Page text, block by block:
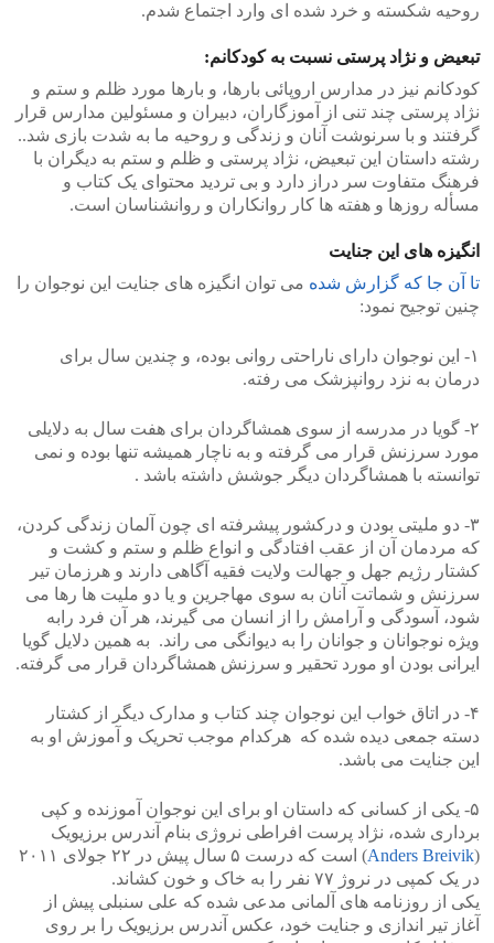
روحیه شکسته و خرد شده ای وارد اجتماع شدم.
تبعیض و نژاد پرستی نسبت به کودکانم:
کودکانم نیز در مدارس اروپائی بارها، و بارها مورد ظلم و ستم و
نژاد پرستی چند تنی از آموزگاران، دبیران و مسئولین مدارس قرار
گرفتند و با سرنوشت آنان و زندگی و روحیه ما به شدت بازی شد..
رشته داستان این تبعیض، نژاد پرستی و ظلم و ستم به دیگران با
فرهنگ متفاوت سر دراز دارد و بی تردید محتوای یک کتاب و
مسأله روزها و هفته ها کار روانکاران و روانشناسان است.
انگیزه های این جنایت
تا آن جا که گزارش شده می توان انگیزه های جنایت این نوجوان را
چنین توجیح نمود:
۱- این نوجوان دارای ناراحتی روانی بوده، و چندین سال برای
درمان به نزد روانپزشک می رفته.
۲- گویا در مدرسه از سوی همشاگردان برای هفت سال به دلایلی
مورد سرزنش قرار می گرفته و به ناچار همیشه تنها بوده و نمی
توانسته با همشاگردان دیگر جوشش داشته باشد .
۳- دو ملیتی بودن و درکشور پیشرفته ای چون آلمان زندگی کردن،
که مردمان آن از عقب افتادگی و انواع ظلم و ستم و کشت و
کشتار رژیم جهل و جهالت ولایت فقیه آگاهی دارند و هرزمان تیر
سرزنش و شماتت آنان به سوی مهاجرین و یا دو ملیت ها رها می
شود، آسودگی و آرامش را از انسان می گیرند، هر آن فرد رابه
ویژه نوجوانان و جوانان را به دیوانگی می راند. به همین دلایل گویا
ایرانی بودن او مورد تحقیر و سرزنش همشاگردان قرار می گرفته.
۴- در اتاق خواب این نوجوان چند کتاب و مدارک دیگر از کشتار
دسته جمعی دیده شده که هرکدام موجب تحریک و آموزش او به
این جنایت می باشد.
۵- یکی از کسانی که داستان او برای این نوجوان آموزنده و کپی
برداری شده، نژاد پرست افراطی نروژی بنام آندرس برزیویک
(
Anders Breivik
) است که درست ۵ سال پیش در ۲۲ جولای ۲۰۱۱
در یک کمپی در نروژ ۷۷ نفر را به خاک و خون کشاند.
یکی از روزنامه های آلمانی مدعی شده که علی سنبلی پیش از
آغاز تیر اندازی و جنایت خود، عکس آندرس برزیویک را بر روی